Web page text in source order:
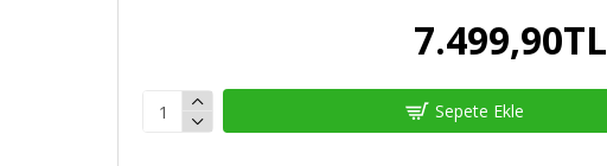
7.499,90TL
Sepete Ekle